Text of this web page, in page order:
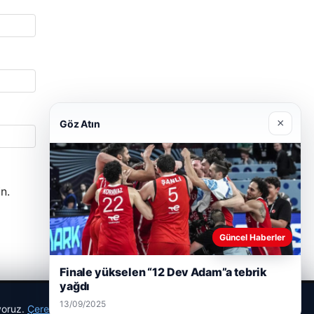
Çerez Politikamız
Göz Atın ×
Güncel Haberler
Finale yükselen “12 Dev Adam”a tebrik
yağdı
13/09/2025